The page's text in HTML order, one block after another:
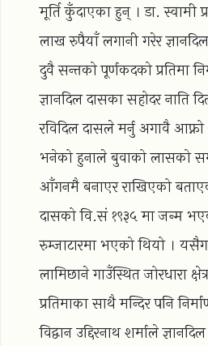
मूर्ति कुँदाएका हुन् । डा. स्वामी
लाख रुपैयाँ लगानी गरेर
दुवै सन्तको पूर्णकदको प्रतिमा
ज्ञानदिल दासका सहोदर नाति
रविदिल दासले मर्नु अगावै आफ्नो
भनेको हुनाले बुवाको लासको
आँगनमै बनाएर राखिएको
दासको वि.सं १९३५ मा जन्म
रुम्जाटारमा भएको थियो ।
लामिछाने गाउँस्थित जोरधारा
प्रतिमाका साथै मन्दिर पनि
विद्वान उद्दिरनाथ शर्माले